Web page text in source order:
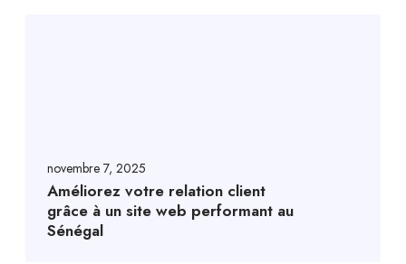
novembre 7, 2025
Améliorez votre relation client
grâce à un site web performant au
Sénégal